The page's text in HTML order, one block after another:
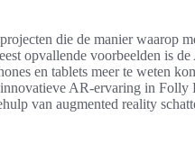
die de manier waarop
opvallende voorbeelden is
en tablets meer te weten
AR-ervaring in Folly
van augmented reality